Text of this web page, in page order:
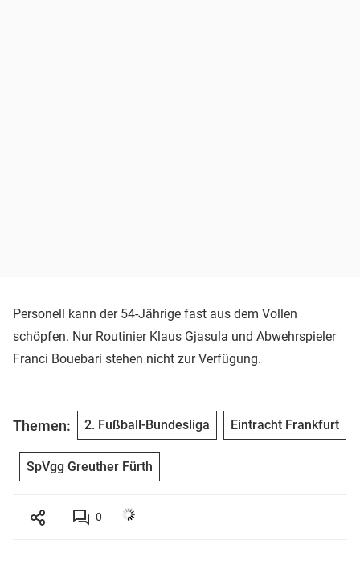
Personell kann der 54-Jährige fast aus dem Vollen
schöpfen. Nur Routinier Klaus Gjasula und Abwehrspieler
Franci Bouebari stehen nicht zur Verfügung.
Themen: 2. Fußball-Bundesliga Eintracht Frankfurt
SpVgg Greuther Fürth
0